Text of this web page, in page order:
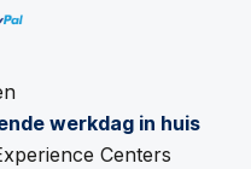
werkdag in huis
Centers